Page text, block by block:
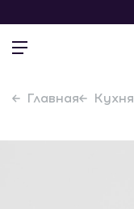
Главная Кухня